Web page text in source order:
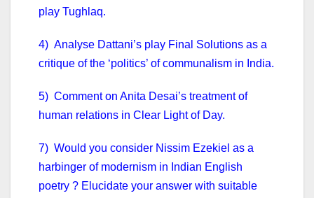
play Tughlaq.
4) Analyse Dattani’s play Final Solutions as a
critique of the ‘politics’ of communalism in India.
5) Comment on Anita Desai’s treatment of
human relations in Clear Light of Day.
7) Would you consider Nissim Ezekiel as a
harbinger of modernism in Indian English
poetry ? Elucidate your answer with suitable